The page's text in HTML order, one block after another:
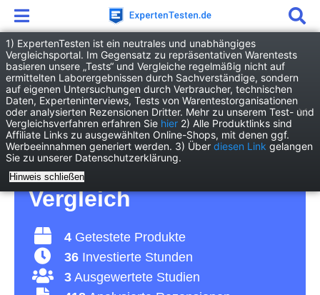
Freizeit Wintersport Tourenski
Tourenski Test 2026 •
Die 4 besten
Tourenskis im
Vergleich
4 Getestete Produkte
36 Investierte Stunden
3 Ausgewertete Studien
1) ExpertenTesten ist ein neutrales und unabhängiges
Vergleichsportal. Im Gegensatz zu repräsentativen Warentests
basieren unsere „Tests“ und Vergleiche regelmäßig nicht auf
ermittelten Laborergebnissen durch Sachverständige, sondern
auf eigenen Untersuchungen durch Verbraucher, technischen
Daten, Experteninterviews, Tests von Warentestorganisationen
oder analysierten Rezensionen Dritter. Mehr zu unserem Test- und
Vergleichsverfahren erfahren Sie hier 2) Alle Produktlinks sind
Affiliate Links zu ausgewählten Online-Shops, mit denen ggf.
Werbeeinnahmen generiert werden. 3) Über diesen Link gelangen
Sie zu unserer Datenschutzerklärung.
Hinweis schließen